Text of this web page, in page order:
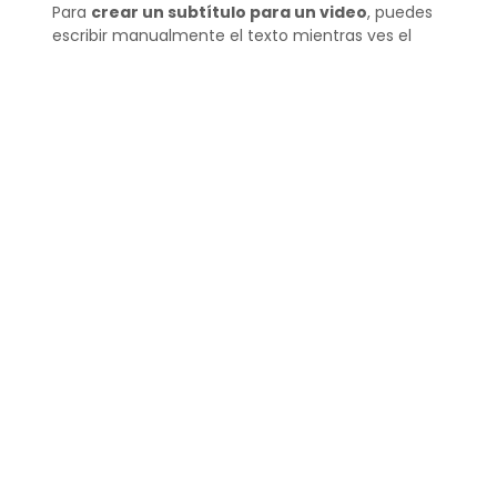
Para crear un subtítulo para un video, puedes
escribir manualmente el texto mientras ves el